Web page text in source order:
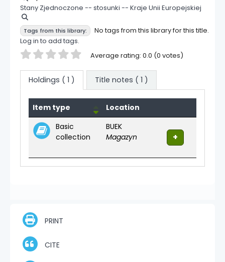
Stany Zjednoczone -- stosunki -- Kraje Unii Europejskiej
Tags from this library:
No tags from this library for this title.
Log in to add tags.
Star ratings Average rating: 0.0 (0 votes)
Holdings ( 1 ) Title notes ( 1 )
Holdings
Item type
Location
Basic
collection
BUEK
Magazyn
PRINT
CITE